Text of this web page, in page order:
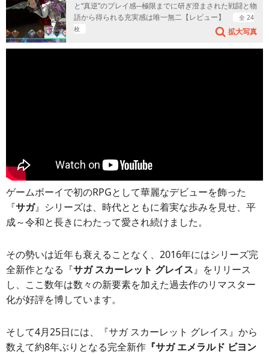
と“真逆”のプレイ感─極限までに研ぎ澄まされた戦闘と物
語から得られる充実感は唯一無二【レビュー】
全 24
枚
拡大写真
ゲームボーイで初のRPGとして華麗なデビューを飾った
『サガ』シリーズは、時代とともに着実な歩みを見せ、平
成～令和と長きにわたって愛され続けました。
その勢いは近年も衰えることなく、2016年にはシリーズ完
全新作となる『サガ スカーレット グレイス』をリリース
し、ここ数年は数々の新要素を加えた過去作のリマスター
化が好評を博しています。
そして4月25日には、『サガ スカーレット グレイス』から
数えて約8年ぶりとなる完全新作 『サガ エメラルド ビヨン